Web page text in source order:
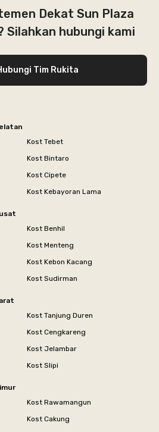
Dekat Sun Plaza
Silahkan hubungi kami
Tim Rukita
Kost Tebet
Kost Bintaro
Kost Cipete
Kost Kebayoran Lama
Kost Benhil
Kost Menteng
Kost Kebon Kacang
Kost Sudirman
Kost Tanjung Duren
Kost Cengkareng
Kost Jelambar
Kost Slipi
Kost Rawamangun
Kost Cakung